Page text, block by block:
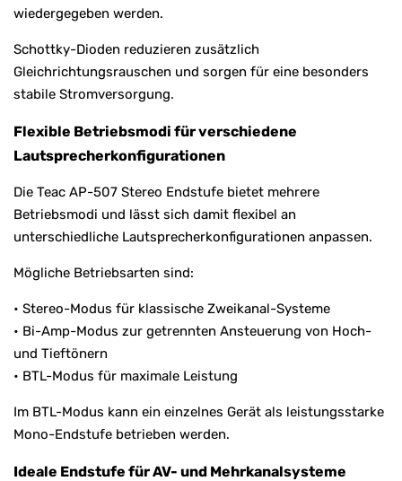
wiedergegeben werden.
Schottky-Dioden reduzieren zusätzlich
Gleichrichtungsrauschen und sorgen für eine besonders
stabile Stromversorgung.
Flexible Betriebsmodi für verschiedene
Lautsprecherkonfigurationen
Die Teac AP-507 Stereo Endstufe bietet mehrere
Betriebsmodi und lässt sich damit flexibel an
unterschiedliche Lautsprecherkonfigurationen anpassen.
Mögliche Betriebsarten sind:
• Stereo-Modus für klassische Zweikanal-Systeme
• Bi-Amp-Modus zur getrennten Ansteuerung von Hoch-
und Tieftönern
• BTL-Modus für maximale Leistung
Im BTL-Modus kann ein einzelnes Gerät als leistungsstarke
Mono-Endstufe betrieben werden.
Ideale Endstufe für AV- und Mehrkanalsysteme